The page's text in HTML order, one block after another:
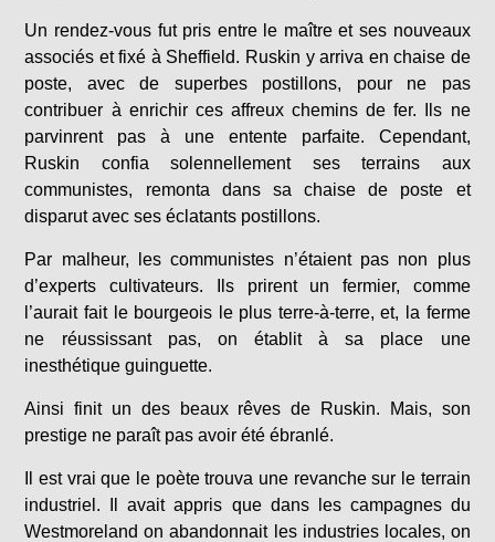
Un rendez-vous fut pris entre le maître et ses nouveaux
associés et fixé à Sheffield. Ruskin y arriva en chaise de
poste, avec de superbes postillons, pour ne pas
contribuer à enrichir ces affreux chemins de fer. Ils ne
parvinrent pas à une entente parfaite. Cependant,
Ruskin confia solennellement ses terrains aux
communistes, remonta dans sa chaise de poste et
disparut avec ses éclatants postillons.
Par malheur, les communistes n’étaient pas non plus
d’experts cultivateurs. Ils prirent un fermier, comme
l’aurait fait le bourgeois le plus terre-à-terre, et, la ferme
ne réussissant pas, on établit à sa place une
inesthétique guinguette.
Ainsi finit un des beaux rêves de Ruskin. Mais, son
prestige ne paraît pas avoir été ébranlé.
Il est vrai que le poète trouva une revanche sur le terrain
industriel. Il avait appris que dans les campagnes du
Westmoreland on abandonnait les industries locales, on